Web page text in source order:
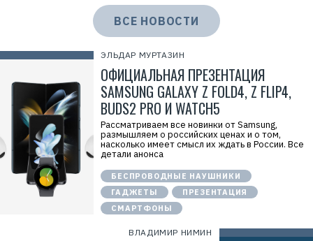
ЭЛЬДАР МУРТАЗИН
ОФИЦИАЛЬНАЯ ПРЕЗЕНТАЦИЯ
SAMSUNG GALAXY Z FOLD4, Z FLIP4,
BUDS2 PRO И WATCH5
Рассматриваем все новинки от Samsung,
размышляем о российских ценах и о том,
насколько имеет смысл их ждать в России. Все
детали анонса
БЕСПРОВОДНЫЕ НАУШНИКИ
ГАДЖЕТЫ
ПРЕЗЕНТАЦИЯ
СМАРТФОНЫ
ВЛАДИМИР НИМИН
ВСЕ НОВОСТИ